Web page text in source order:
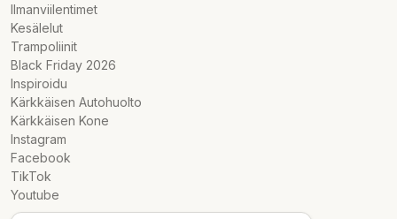
Ilmanviilentimet
Kesälelut
Trampoliinit
Black Friday 2026
Inspiroidu
Kärkkäisen Autohuolto
Kärkkäisen Kone
Instagram
Facebook
TikTok
Youtube